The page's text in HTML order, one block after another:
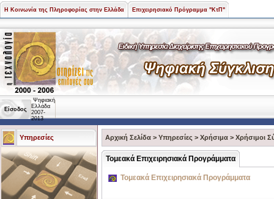
Η Κοινωνία της Πληροφορίας στην Ελλάδα Επιχειρησιακό Πρόγραμμα "ΚτΠ"
Είσοδος
Ψηφιακή
Ελλάδα
2007-
2013
Υπηρεσίες Αρχική Σελίδα > Υπηρεσίες > Χρήσιμα > Χρήσιμοι
Τομεακά Επιχειρησιακά Προγράμματα
Τομεακά Επιχειρησιακά Προγράμματα